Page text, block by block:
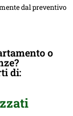
dal preventivo
o
di: